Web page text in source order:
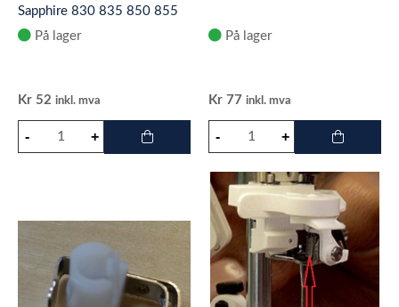
Sapphire 830 835 850 855
870 875 930 960Q
På lager
Kr 52 inkl. mva
På lager
Kr 77 inkl. mva